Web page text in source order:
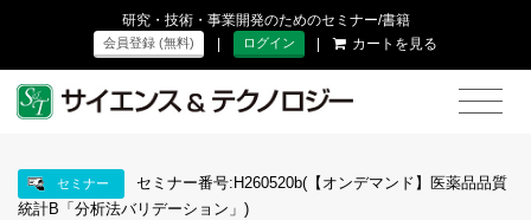
研究・技術・事業開発のためのセミナー/書籍
会員登録 (無料) | ログイン | カートを見る
セミナー
セミナー番号:H260520b(【オンデマンド】医薬品品質
統計B「分析法バリデーション」)